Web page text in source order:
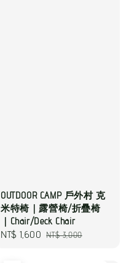
OUTDOOR CAMP 戶外村 克
米特椅｜露營椅/折疊椅
｜Chair/Deck Chair
Sale
NT$ 1,600 Regular
NT$ 3,000